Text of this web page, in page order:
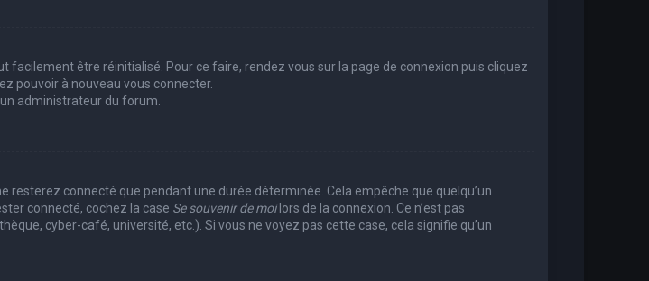
facilement être réinitialisé. Pour ce faire, rendez vous sur la page de connexion puis cliquez
pouvoir à nouveau vous connecter.
administrateur du forum.
resterez connecté que pendant une durée déterminée. Cela empêche que quelqu’un
connecté, cochez la case Se souvenir de moilors de la connexion. Ce n’est pas
cyber-café, université, etc.). Si vous ne voyez pas cette case, cela signifie qu’un